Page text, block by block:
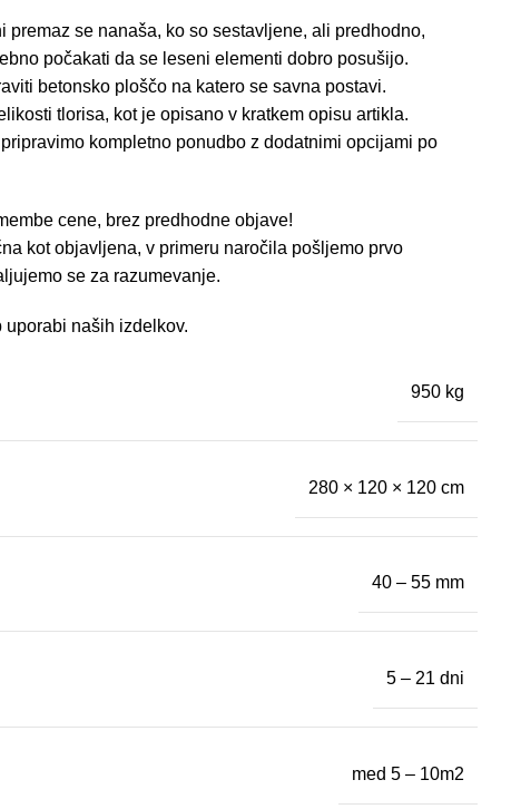
premaz se nanaša, ko so sestavljene, ali predhodno,
počakati da se leseni elementi dobro posušijo.
betonsko ploščo na katero se savna postavi.
tlorisa, kot je opisano v kratkem opisu artikla.
kompletno ponudbo z dodatnimi opcijami po
cene, brez predhodne objave!
kot objavljena, v primeru naročila pošljemo prvo
se za razumevanje.
naših izdelkov.
950 kg
280 × 120 × 120 cm
40 – 55 mm
5 – 21 dni
med 5 – 10m2